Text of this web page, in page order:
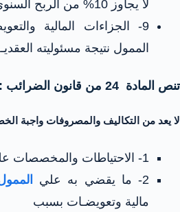
لا يجاوز 10% من الربح السنوي الصافي للممول .
9- الجزاءات المالية
الممول نتيجة مسئوليته
تنص المادة 24 من قانون الضرائب :
لا يعد من التكاليف والمصروفات واجبة
1- الاحتياطات والمخصصات علي اختلاف أنواعها .
2- ما يقضي به علي
مالية وتعويضـات بسبب